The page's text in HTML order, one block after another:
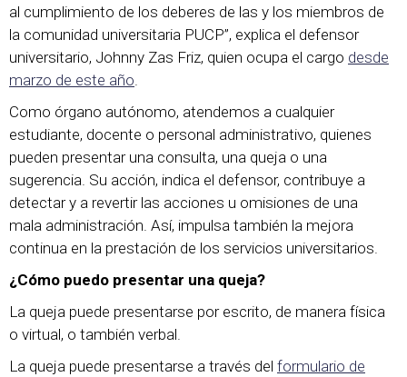
al cumplimiento de los deberes de las y los miembros de
la comunidad universitaria PUCP”, explica el defensor
universitario, Johnny Zas Friz, quien ocupa el cargo desde
marzo de este año.
Como órgano autónomo, atendemos a cualquier
estudiante, docente o personal administrativo, quienes
pueden presentar una consulta, una queja o una
sugerencia. Su acción, indica el defensor, contribuye a
detectar y a revertir las acciones u omisiones de una
mala administración. Así, impulsa también la mejora
continua en la prestación de los servicios universitarios.
¿Cómo puedo presentar una queja?
La queja puede presentarse por escrito, de manera física
o virtual, o también verbal.
La queja puede presentarse a través del formulario de